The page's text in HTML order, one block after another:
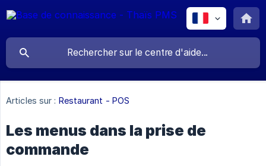
Articles sur : Restaurant - POS
Les menus dans la prise de
commande